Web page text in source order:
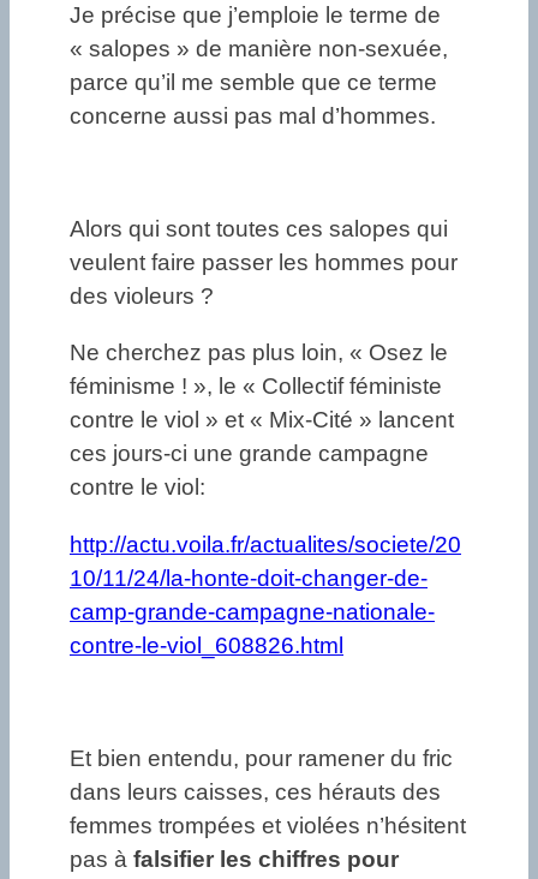
Je précise que j’emploie le terme de
« salopes » de manière non-sexuée,
parce qu’il me semble que ce terme
concerne aussi pas mal d’hommes.
Alors qui sont toutes ces salopes qui
veulent faire passer les hommes pour
des violeurs ?
Ne cherchez pas plus loin, « Osez le
féminisme ! », le « Collectif féministe
contre le viol » et « Mix-Cité » lancent
ces jours-ci une grande campagne
contre le viol:
http://actu.voila.fr/actualites/societe/20
10/11/24/la-honte-doit-changer-de-
camp-grande-campagne-nationale-
contre-le-viol_608826.html
Et bien entendu, pour ramener du fric
dans leurs caisses, ces hérauts des
femmes trompées et violées n’hésitent
pas à falsifier les chiffres pour